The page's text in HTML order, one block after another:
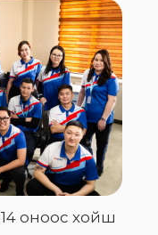
оноос хойш